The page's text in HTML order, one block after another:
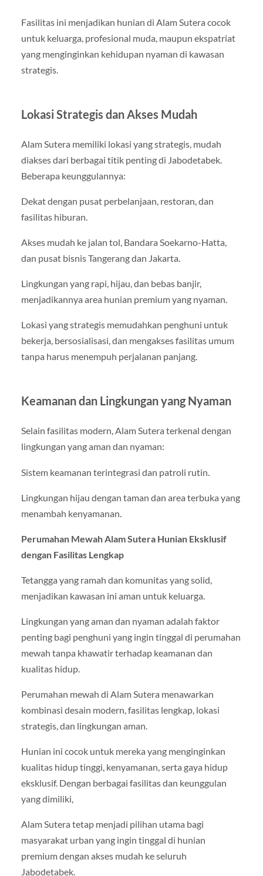
Fasilitas ini menjadikan hunian di Alam Sutera cocok
untuk keluarga, profesional muda, maupun ekspatriat
yang menginginkan kehidupan nyaman di kawasan
strategis.
Lokasi Strategis dan Akses Mudah
Alam Sutera memiliki lokasi yang strategis, mudah
diakses dari berbagai titik penting di Jabodetabek.
Beberapa keunggulannya:
Dekat dengan pusat perbelanjaan, restoran, dan
fasilitas hiburan.
Akses mudah ke jalan tol, Bandara Soekarno-Hatta,
dan pusat bisnis Tangerang dan Jakarta.
Lingkungan yang rapi, hijau, dan bebas banjir,
menjadikannya area hunian premium yang nyaman.
Lokasi yang strategis memudahkan penghuni untuk
bekerja, bersosialisasi, dan mengakses fasilitas umum
tanpa harus menempuh perjalanan panjang.
Keamanan dan Lingkungan yang Nyaman
Selain fasilitas modern, Alam Sutera terkenal dengan
lingkungan yang aman dan nyaman:
Sistem keamanan terintegrasi dan patroli rutin.
Lingkungan hijau dengan taman dan area terbuka yang
menambah kenyamanan.
Perumahan Mewah Alam Sutera Hunian Eksklusif
dengan Fasilitas Lengkap
Tetangga yang ramah dan komunitas yang solid,
menjadikan kawasan ini aman untuk keluarga.
Lingkungan yang aman dan nyaman adalah faktor
penting bagi penghuni yang ingin tinggal di perumahan
mewah tanpa khawatir terhadap keamanan dan
kualitas hidup.
Perumahan mewah di Alam Sutera menawarkan
kombinasi desain modern, fasilitas lengkap, lokasi
strategis, dan lingkungan aman.
Hunian ini cocok untuk mereka yang menginginkan
kualitas hidup tinggi, kenyamanan, serta gaya hidup
eksklusif. Dengan berbagai fasilitas dan keunggulan
yang dimiliki,
Alam Sutera tetap menjadi pilihan utama bagi
masyarakat urban yang ingin tinggal di hunian
premium dengan akses mudah ke seluruh
Jabodetabek.